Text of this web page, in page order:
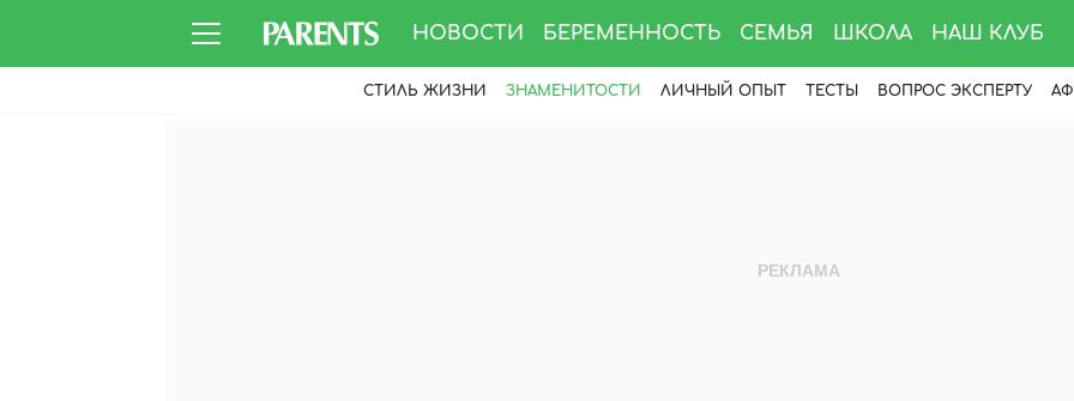
НОВОСТИ БЕРЕМЕННОСТЬ СЕМЬЯ ШКОЛА НАШ КЛУБ
СТИЛЬ ЖИЗНИ ЗНАМЕНИТОСТИ ЛИЧНЫЙ ОПЫТ ТЕСТЫ ВОПРОС ЭКСПЕРТУ